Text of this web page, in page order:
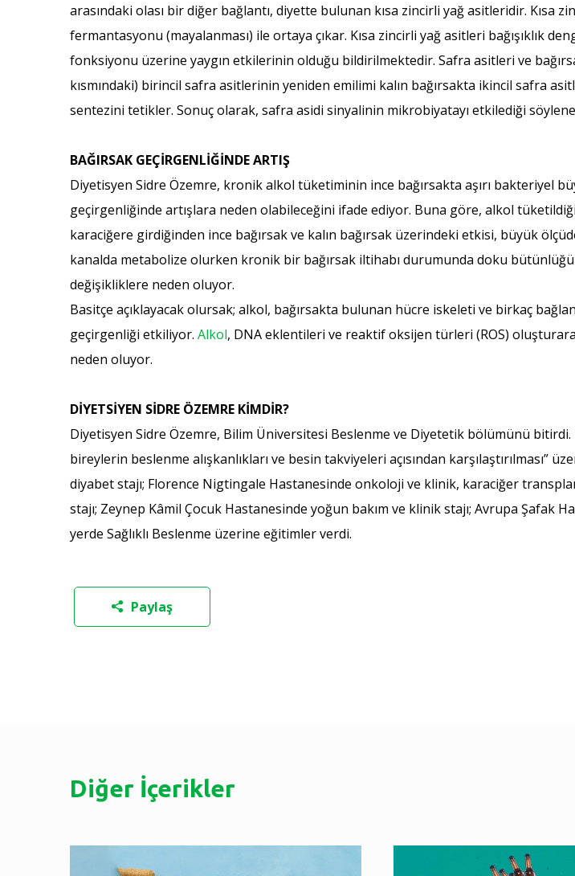
arasındaki olası bir diğer bağlantı, diyette bulunan kısa zincirli yağ asitleridir.
fermantasyonu (mayalanması) ile ortaya çıkar. Kısa zincirli yağ asitleri bağışıklık
fonksiyonu üzerine yaygın etkilerinin olduğu bildirilmektedir. Safra asitleri ve
kısmındaki) birincil safra asitlerinin yeniden emilimi kalın bağırsakta ikincil safra
sentezini tetikler. Sonuç olarak, safra asidi sinyalinin mikrobiyatayı etkilediği
BAĞIRSAK GEÇİRGENLİĞİNDE ARTIŞ
Diyetisyen Sidre Özemre, kronik alkol tüketiminin ince bağırsakta aşırı bakteriyel
geçirgenliğinde artışlara neden olabileceğini ifade ediyor. Buna göre, alkol
karaciğere girdiğinden ince bağırsak ve kalın bağırsak üzerindeki etkisi, büyük
kanalda metabolize olurken kronik bir bağırsak iltihabı durumunda doku
değişikliklere neden oluyor.
Basitçe açıklayacak olursak; alkol, bağırsakta bulunan hücre iskeleti ve birkaç
geçirgenliği etkiliyor. Alkol, DNA eklentileri ve reaktif oksijen türleri (ROS)
neden oluyor.
DİYETSİYEN SİDRE ÖZEMRE KİMDİR?
Diyetisyen Sidre Özemre, Bilim Üniversitesi Beslenme ve Diyetetik bölümünü
bireylerin beslenme alışkanlıkları ve besin takviyeleri açısından
diyabet stajı; Florence Nigtingale Hastanesinde onkoloji ve klinik, karaciğer
stajı; Zeynep Kâmil Çocuk Hastanesinde yoğun bakım ve klinik stajı; Avrupa
yerde Sağlıklı Beslenme üzerine eğitimler verdi.
Paylaş
Diğer İçerikler